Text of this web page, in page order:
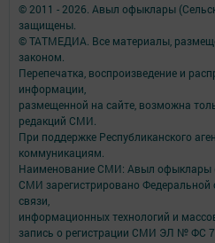
© 2011 - 2026. Авыл офыклары
защищены.
© ТАТМЕДИА. Все материалы,
законом.
Перепечатка, воспроизведение и
информации,
размещенной на сайте, возможна
редакций СМИ.
При поддержке Республиканского
коммуникациям.
Наименование СМИ: Авыл офыклары
СМИ зарегистрировано Федеральной
связи,
информационных технологий и
запись о регистрации СМИ ЭЛ № ФС